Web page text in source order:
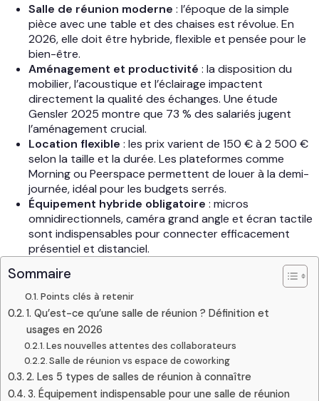
Salle de réunion moderne : l’époque de la simple
pièce avec une table et des chaises est révolue. En
2026, elle doit être hybride, flexible et pensée pour le
bien-être.
Aménagement et productivité : la disposition du
mobilier, l’acoustique et l’éclairage impactent
directement la qualité des échanges. Une étude
Gensler 2025 montre que 73 % des salariés jugent
l’aménagement crucial.
Location flexible : les prix varient de 150 € à 2 500 €
selon la taille et la durée. Les plateformes comme
Morning ou Peerspace permettent de louer à la demi-
journée, idéal pour les budgets serrés.
Équipement hybride obligatoire : micros
omnidirectionnels, caméra grand angle et écran tactile
sont indispensables pour connecter efficacement
présentiel et distanciel.
Sommaire
Points clés à retenir
1. Qu’est-ce qu’une salle de réunion ? Définition et
usages en 2026
Les nouvelles attentes des collaborateurs
Salle de réunion vs espace de coworking
2. Les 5 types de salles de réunion à connaître
3. Équipement indispensable pour une salle de réunion